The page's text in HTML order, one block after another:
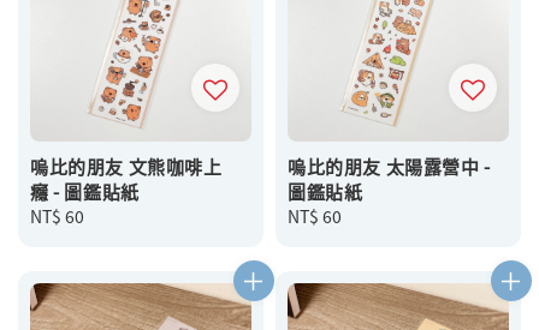
嗚比的朋友 文熊咖啡上
癮 - 圖鑑貼紙
Regular
NT$ 60
嗚比的朋友 太陽露營中 -
圖鑑貼紙
Regular
NT$ 60